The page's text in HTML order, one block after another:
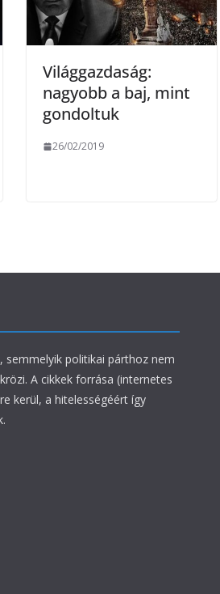
Világgazdaság:
nagyobb a baj, mint
gondoltuk
26/02/2019
semmelyik politikai párthoz nem
A cikkek forrása (internetes
kerül, a hitelességéért így